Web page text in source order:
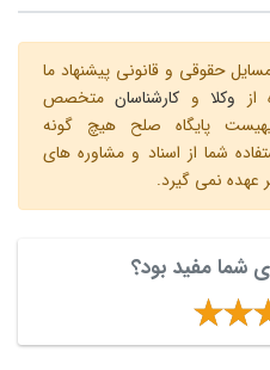
حقوقی و قانونی پیشنهاد ما
وکلاو کارشناسانمتخصص
پایگاه صلح هیچ گونه
شما از اسناد و مشاوره های
عهده نمی گیرد.
شما مفید بود؟